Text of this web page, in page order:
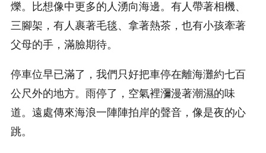
爍。比想像中更多的人湧向海邊。有人帶著相機、
三腳架，有人裹著毛毯、拿著熱茶，也有小孩牽著
父母的手，滿臉期待。
停車位早已滿了，我們只好把車停在離海灘約七百
公尺外的地方。雨停了，空氣裡瀰漫著潮濕的味
道。遠處傳來海浪一陣陣拍岸的聲音，像是夜的心
跳。